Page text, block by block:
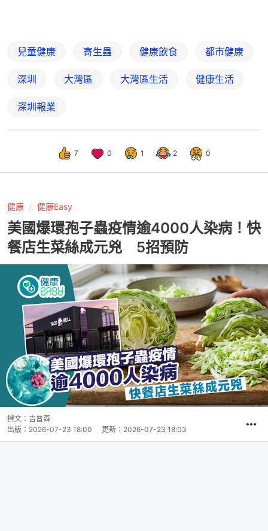
兒童健康 寄生蟲 健康飲食 都市健康
深圳 大灣區 大灣區生活 健康生活
深圳報業
7 0 1 2 0
健康 健康Easy
美國爆環孢子蟲疫情逾4000人染病！快
餐店生菜絲成元兇 5招預防
撰文： 吉普森
出版： 2026-07-23 18:00 更新： 2026-07-23 18:03